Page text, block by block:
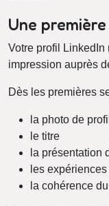
Une
Votre profil LinkedIn
impression auprès
Dès les premières
la photo de profil
le titre
la présentation
les
la cohérence du